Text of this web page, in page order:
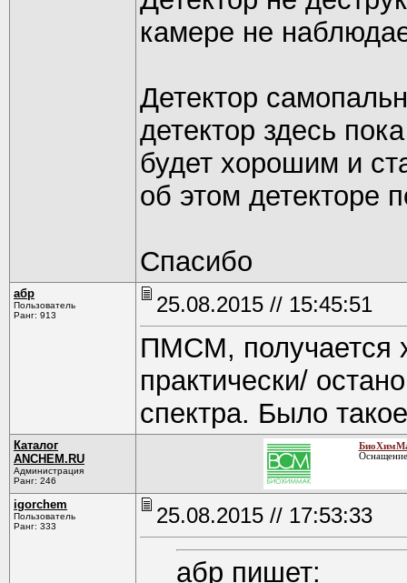
камере не
Детектор
детектор здесь
будет хорошим и
об этом детекторе
Спасибо
абр
Пользователь
Ранг: 913
25.08.2015 // 15:45:51
ПМСМ, получается
практически/
спектра. Было
Каталог
ANCHEM.RU
Администрация
Ранг: 246
igorchem
Пользователь
Ранг: 333
25.08.2015 // 17:53:33
абр пишет: